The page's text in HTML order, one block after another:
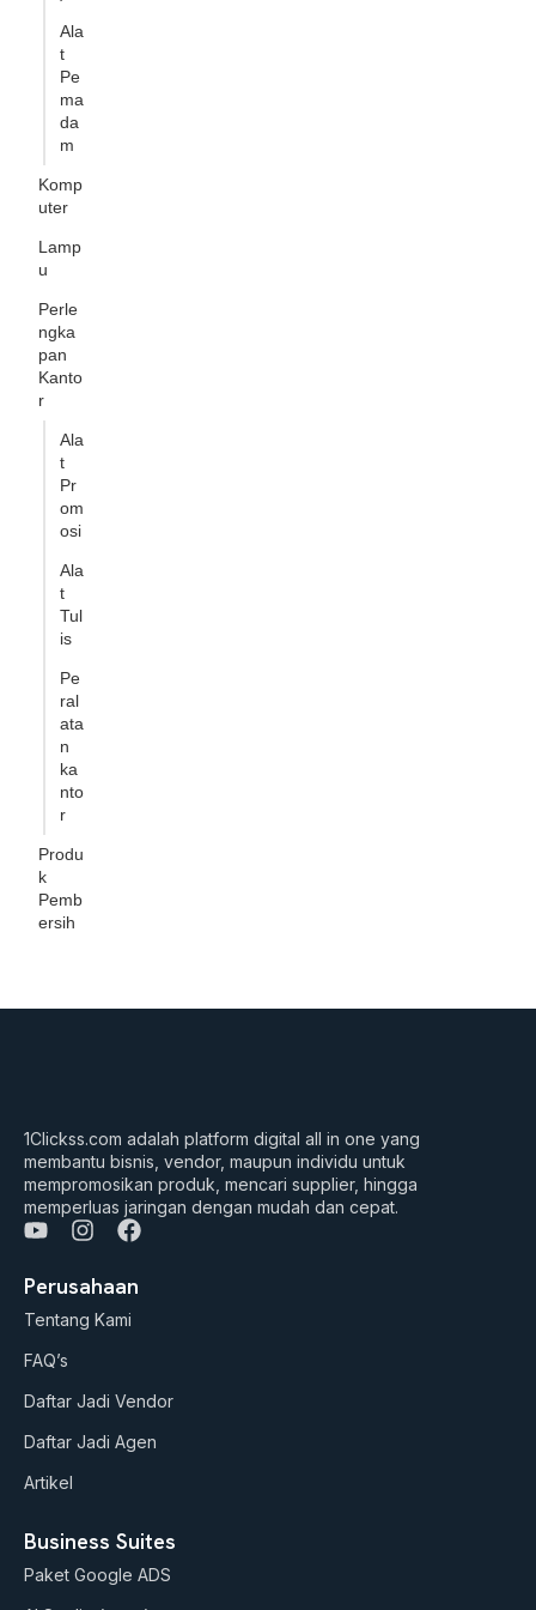
Ala
t
Pe
ma
da
m
Komp
uter
Lamp
u
Perle
ngka
pan
Kanto
r
Ala
t
Pr
om
osi
Ala
t
Tul
is
Pe
ral
ata
n
ka
nto
r
Produ
k
Pemb
ersih
1Clickss.com adalah platform digital all in one yang
membantu bisnis, vendor, maupun individu untuk
mempromosikan produk, mencari supplier, hingga
memperluas jaringan dengan mudah dan cepat.
Y
u
t
u
b
e
I
s
t
a
a
F
c
e
b
k
Perusahaan
Tentang Kami
FAQ’s
Daftar Jadi Vendor
Daftar Jadi Agen
Artikel
Business Suites
Paket Google ADS